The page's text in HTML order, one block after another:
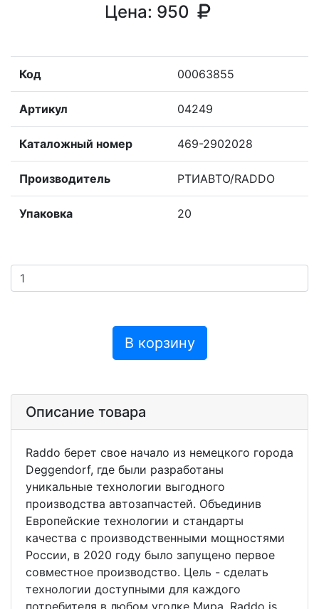
Цена: 950
Код 00063855
Артикул 04249
Каталожный номер 469-2902028
Производитель РТИАВТО/RADDO
Упаковка 20
В корзину
Описание товара
Raddo берет свое начало из немецкого города
Deggendorf, где были разработаны
уникальные технологии выгодного
производства автозапчастей. Объединив
Европейские технологии и стандарты
качества с производственными мощностями
России, в 2020 году было запущено первое
совместное производство. Цель - сделать
технологии доступными для каждого
потребителя в любом уголке Мира. Raddo is